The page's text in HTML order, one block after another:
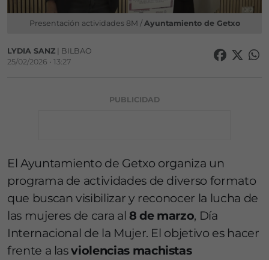
Presentación actividades 8M / Ayuntamiento de Getxo
LYDIA SANZ | BILBAO
25/02/2026 • 13:27
PUBLICIDAD
El Ayuntamiento de Getxo organiza un
programa de actividades de diverso formato
que buscan visibilizar y reconocer la lucha de
las mujeres de cara al 8 de marzo, Día
Internacional de la Mujer. El objetivo es hacer
frente a lasviolencias machistas